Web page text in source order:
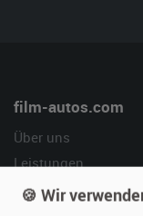
film-autos.com
Über uns
Leistungen
Referenzen
🍪 Wir